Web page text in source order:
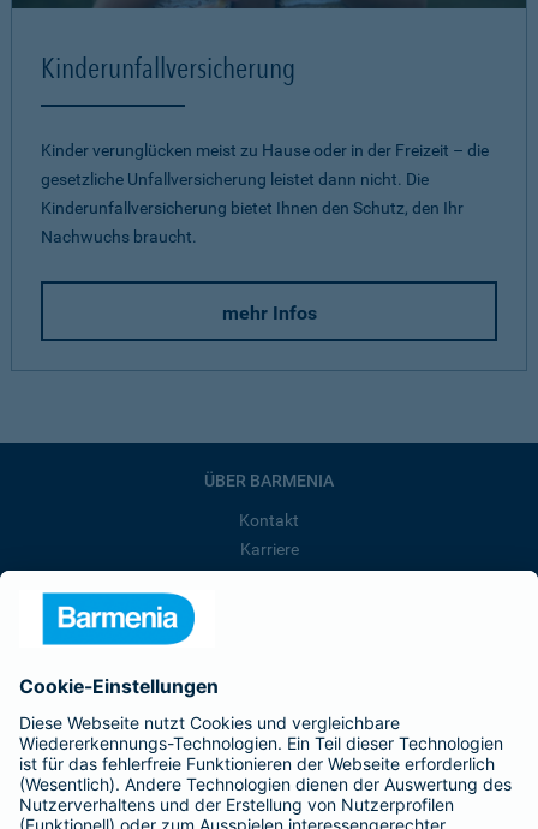
Kinderunfallversicherung
Kinder verunglücken meist zu Hause oder in der Freizeit – die
gesetzliche Unfallversicherung leistet dann nicht. Die
Kinderunfallversicherung bietet Ihnen den Schutz, den Ihr
Nachwuchs braucht.
mehr Infos
ÜBER BARMENIA
Kontakt
Karriere
Barmenia ist Teil der BarmeniaGothaer
BELIEBTE SEITEN
Kranken-Zusatzversicherung
Tierversicherungen